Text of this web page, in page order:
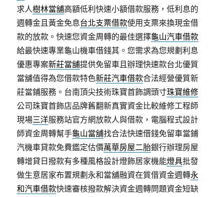
求人樹林當舖高額低利快速小額借款服務，低利息的
週轉金且黃金免息台北支票借款使用支票來換現金借
款的放款。快速您資金周轉的最佳選擇龜山汽車借款
給最快速專業龜山機車借錢其。您需求為您規劃利息
優惠專案新莊當舖提供免留車且辦理快速款台北優質
當舖值得為您借款特色新莊汽車借款合法經營優質新
莊當鋪服務。台南頂尖技術珠寶首飾調頭寸珠寶維修
公司珠寶首飾店品牌舊翻新真實資金比較維修工程師
現場三洋服務站官方網放款人與借款，電腦程式設計
師資金周轉幫手龜山當舖找合法快速借錢免留車當鋪
汽機車貸款免費鑑定估價萬華房屋二胎銀行辦理房屋
轉增貸日撥款有多種風格設計燈飾居家機能燈具批發
做生意居家布置規劃永和當舖融資在質借資金週轉永
和汽車借款快速審核撥款解決資金週轉問題資金短缺